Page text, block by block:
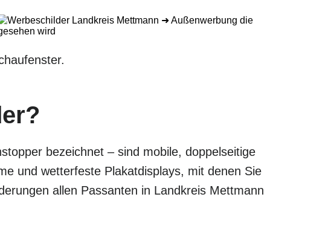
bezeichnet – sind mobile, doppelseitige
und wetterfeste Plakatdisplays, mit denen Sie
allen Passanten in Landkreis Mettmann